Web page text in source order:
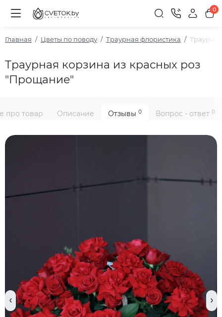
0
Главная Цветы по поводу Траурная флористика
Траурная корзина из красных роз
"Прощание"
про товар Описание Отзывы 0 Вопрос - ответ 0